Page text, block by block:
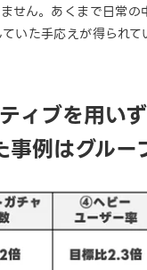
せん。あくまで日常
た手応えが得られて
ィブを用い
例はグルー